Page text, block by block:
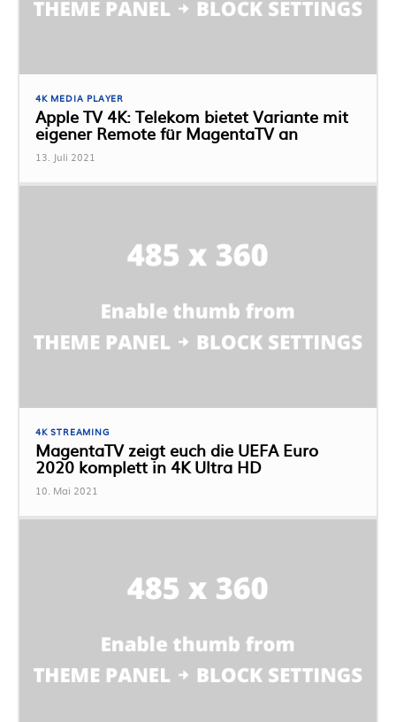
4K MEDIA PLAYER
Apple TV 4K: Telekom bietet Variante mit
eigener Remote für MagentaTV an
13. Juli 2021
4K STREAMING
MagentaTV zeigt euch die UEFA Euro
2020 komplett in 4K Ultra HD
10. Mai 2021